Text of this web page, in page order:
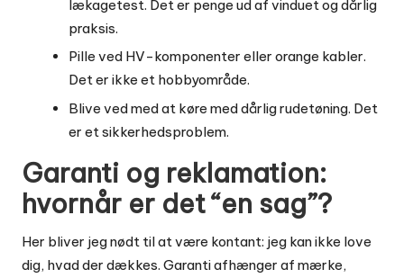
lækagetest. Det er penge ud af vinduet og dårlig
praksis.
Pille ved HV-komponenter eller orange kabler.
Det er ikke et hobbyområde.
Blive ved med at køre med dårlig rudetøning. Det
er et sikkerhedsproblem.
Garanti og reklamation:
hvornår er det “en sag”?
Her bliver jeg nødt til at være kontant: jeg kan ikke love
dig, hvad der dækkes. Garanti afhænger af mærke,